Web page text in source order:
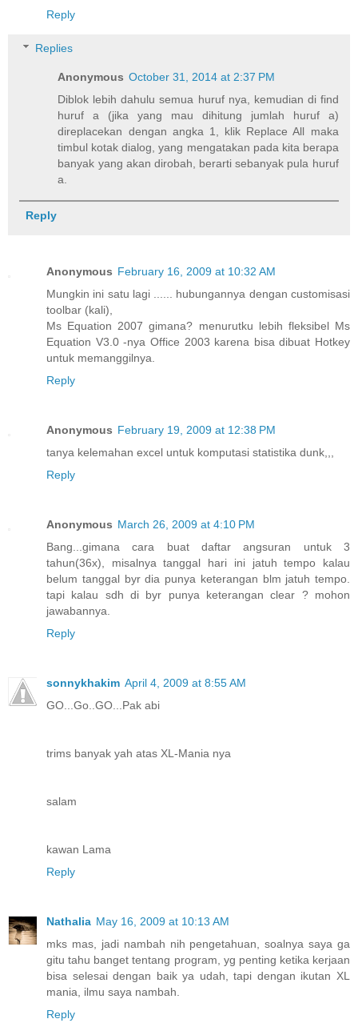
Reply
Replies
Anonymous October 31, 2014 at 2:37 PM
Diblok lebih dahulu semua huruf nya, kemudian di find
huruf a (jika yang mau dihitung jumlah huruf a)
direplacekan dengan angka 1, klik Replace All maka
timbul kotak dialog, yang mengatakan pada kita berapa
banyak yang akan dirobah, berarti sebanyak pula huruf
a.
Reply
Anonymous February 16, 2009 at 10:32 AM
Mungkin ini satu lagi ...... hubungannya dengan customisasi
toolbar (kali),
Ms Equation 2007 gimana? menurutku lebih fleksibel Ms
Equation V3.0 -nya Office 2003 karena bisa dibuat Hotkey
untuk memanggilnya.
Reply
Anonymous February 19, 2009 at 12:38 PM
tanya kelemahan excel untuk komputasi statistika dunk,,,
Reply
Anonymous March 26, 2009 at 4:10 PM
Bang...gimana cara buat daftar angsuran untuk 3
tahun(36x), misalnya tanggal hari ini jatuh tempo kalau
belum tanggal byr dia punya keterangan blm jatuh tempo.
tapi kalau sdh di byr punya keterangan clear ? mohon
jawabannya.
Reply
sonnykhakim April 4, 2009 at 8:55 AM
GO...Go..GO...Pak abi
trims banyak yah atas XL-Mania nya
salam
kawan Lama
Reply
Nathalia May 16, 2009 at 10:13 AM
mks mas, jadi nambah nih pengetahuan, soalnya saya ga
gitu tahu banget tentang program, yg penting ketika kerjaan
bisa selesai dengan baik ya udah, tapi dengan ikutan XL
mania, ilmu saya nambah.
Reply